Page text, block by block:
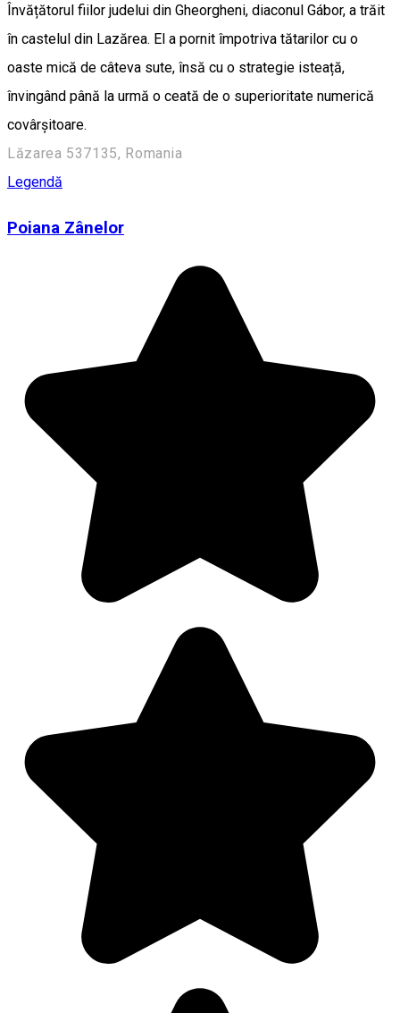
Învățătorul fiilor judelui din Gheorgheni, diaconul Gábor, a trăit
în castelul din Lazărea. El a pornit împotriva tătarilor cu o
oaste mică de câteva sute, însă cu o strategie isteață,
învingând până la urmă o ceată de o superioritate numerică
covârșitoare.
Lăzarea 537135, Romania
Legendă
Poiana Zânelor